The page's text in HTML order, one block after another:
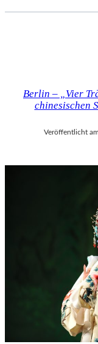
Berlin – „Vier
chinesischen
Veröffentlicht